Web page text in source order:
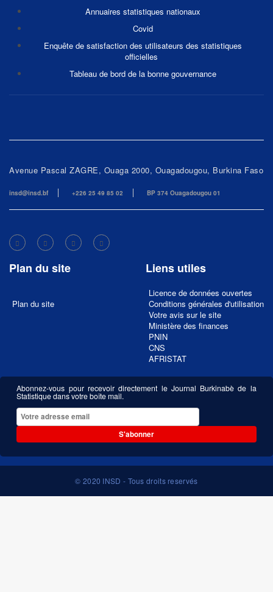
Annuaires statistiques nationaux
Covid
Enquête de satisfaction des utilisateurs des statistiques
officielles
Tableau de bord de la bonne gouvernance
Avenue Pascal ZAGRE, Ouaga 2000, Ouagadougou, Burkina Faso
insd@insd.bf +226 25 49 85 02 BP 374 Ouagadougou 01
Plan du site
Plan du site
Liens utiles
Licence de données ouvertes
Conditions générales d'utilisation
Votre avis sur le site
Ministère des finances
PNIN
CNS
AFRISTAT
Abonnez-vous pour recevoir directement le Journal Burkinabè de la
Statistique dans votre boîte mail.
S'abonner
© 2020 INSD - Tous droits reservés